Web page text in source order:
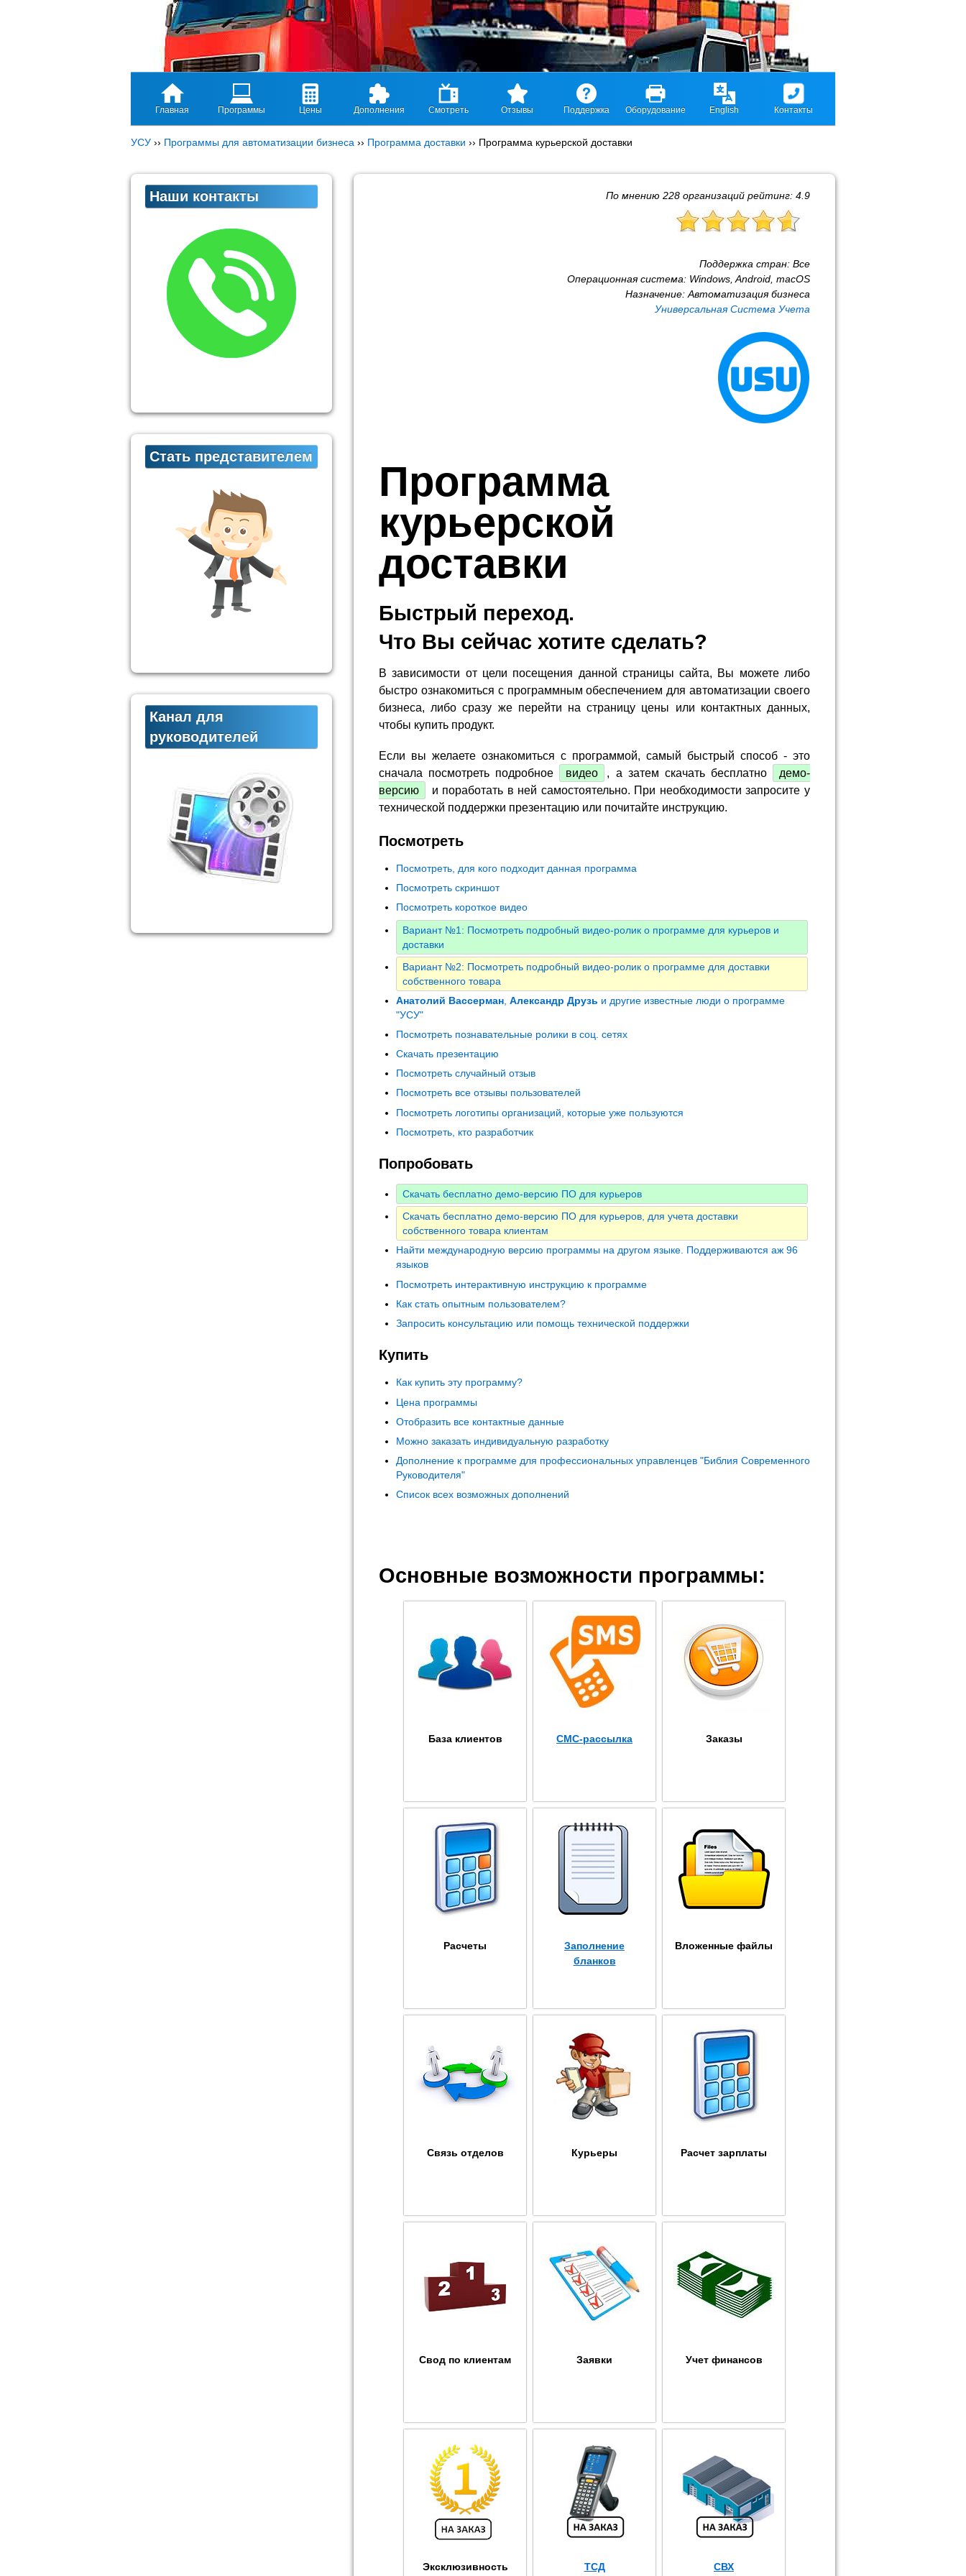
Главная Программы Цены Дополнения Смотреть Отзывы Поддержка Оборудование English Контакты
УСУ ›› Программы для автоматизации бизнеса ›› Программа доставки ›› Программа курьерской доставки
По мнению 228 организаций рейтинг: 4.9
Поддержка стран: Все
Операционная система: Windows, Android, macOS
Назначение: Автоматизация бизнеса
Универсальная Система Учета
Программа
курьерской
доставки
Быстрый переход.
Что Вы сейчас хотите сделать?
В зависимости от цели посещения данной страницы сайта, Вы можете либо
быстро ознакомиться с программным обеспечением для автоматизации своего
бизнеса, либо сразу же перейти на страницу цены или контактных данных,
чтобы купить продукт.
Если вы желаете ознакомиться с программой, самый быстрый способ - это
сначала посмотреть подробное
видео , а затем скачать бесплатно
демо-
версию
и поработать в ней самостоятельно. При необходимости запросите у
технической поддержки презентацию или почитайте инструкцию.
Посмотреть
Посмотреть, для кого подходит данная программа
Посмотреть скриншот
Посмотреть короткое видео
Вариант №1: Посмотреть подробный видео-ролик о программе для курьеров и
доставки
Вариант №2: Посмотреть подробный видео-ролик о программе для доставки
собственного товара
Анатолий Вассерман Александр Друзь и другие известные люди о программе
"УСУ"
Посмотреть познавательные ролики в соц. сетях
Скачать презентацию
Посмотреть случайный отзыв
Посмотреть все отзывы пользователей
Посмотреть логотипы организаций, которые уже пользуются
Посмотреть, кто разработчик
Попробовать
Скачать бесплатно демо-версию ПО для курьеров
Скачать бесплатно демо-версию ПО для курьеров, для учета доставки
собственного товара клиентам
Найти международную версию программы на другом языке. Поддерживаются аж 96
языков
Посмотреть интерактивную инструкцию к программе
Как стать опытным пользователем?
Запросить консультацию или помощь технической поддержки
Купить
Как купить эту программу?
Цена программы
Отобразить все контактные данные
Можно заказать индивидуальную разработку
Дополнение к программе для профессиональных управленцев "Библия Современного
Руководителя"
Список всех возможных дополнений
Основные возможности программы:
База клиентов СМС-рассылка Заказы
Расчеты
Заполнение
бланков
Вложенные файлы
Связь отделов Курьеры Расчет зарплаты
Свод по клиентам Заявки Учет финансов
Эксклюзивность ТСД СВХ
Наши контакты
Стать представителем
Канал для
руководителей